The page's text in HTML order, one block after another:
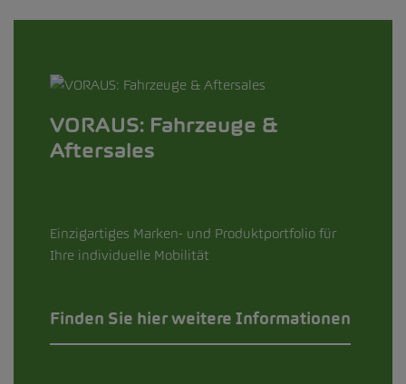
VORAUS: Fahrzeuge &
Aftersales
Einzigartiges Marken- und Produktportfolio für
Ihre individuelle Mobilität
Finden Sie hier weitere Informationen